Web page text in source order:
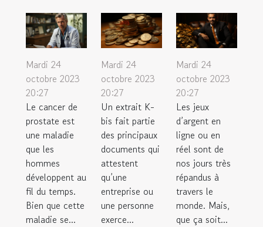
Mardi 24
octobre 2023
20:27
Le cancer de
prostate est
une maladie
que les
hommes
développent au
fil du temps.
Bien que cette
maladie se...
Mardi 24
octobre 2023
20:27
Un extrait K-
bis fait partie
des principaux
documents qui
attestent
qu’une
entreprise ou
une personne
exerce...
Mardi 24
octobre 2023
20:27
Les jeux
d’argent en
ligne ou en
réel sont de
nos jours très
répandus à
travers le
monde. Mais,
que ça soit...